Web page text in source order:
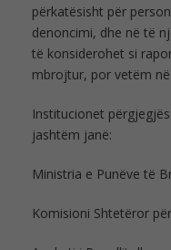
përkatësisht për
denoncimi, dhe në të
të konsiderohet si
mbrojtur, por vetëm
Institucionet
jashtëm janë:
Ministria e Punëve të
Komisioni Shtetëror